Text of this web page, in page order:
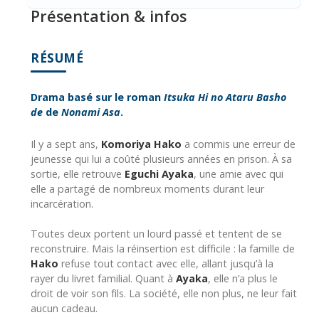
Présentation & infos
RÉSUMÉ
Drama basé sur le roman Itsuka Hi no Ataru Basho
de de Nonami Asa.
Il y a sept ans, Komoriya Hako a commis une erreur de
jeunesse qui lui a coûté plusieurs années en prison. À sa
sortie, elle retrouve Eguchi Ayaka, une amie avec qui
elle a partagé de nombreux moments durant leur
incarcération.
Toutes deux portent un lourd passé et tentent de se
reconstruire. Mais la réinsertion est difficile : la famille de
Hako refuse tout contact avec elle, allant jusqu’à la
rayer du livret familial. Quant à Ayaka, elle n’a plus le
droit de voir son fils. La société, elle non plus, ne leur fait
aucun cadeau.